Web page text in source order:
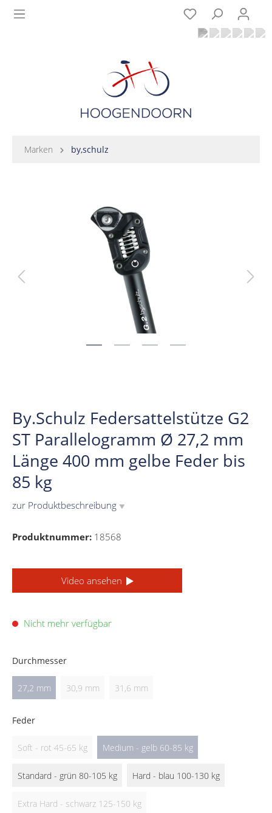
Marken by,schulz
By.Schulz Federsattelstütze G2
ST Parallelogramm Ø 27,2 mm
Länge 400 mm gelbe Feder bis
85 kg
zur Produktbeschreibung ▼
Produktnummer: 18568
Video ansehen
Nicht mehr verfügbar
Durchmesser
27,2 mm 30,9 mm 31,6 mm
Feder
Soft - rot 45-65 kg Medium - gelb 60-85 kg
Standard - grün 80-105 kg Hard - blau 100-130 kg
Extra Hard - schwarz 125-150 kg